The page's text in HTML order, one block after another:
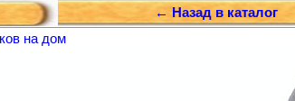
← Назад в каталог
на дом